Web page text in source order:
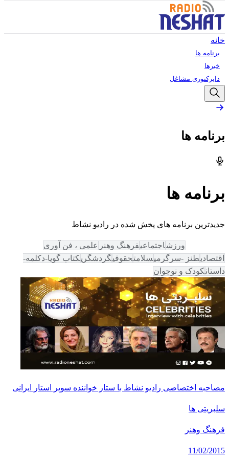
خانه
برنامه ها
خبرها
دایرکتوری مشاغل
برنامه ها
برنامه ها
جدیدترین برنامه های پخش شده در رادیو نشاط
ورزشاجتماعیفرهنگ وهنر علمی ، فن آوری
اقتصادیطنز -سرگرمیسلامتحقوقیگردشگریکتاب گویا-دکلمه-
داستانکودک و نوجوان
مصاحبه اختصاصی رادیو نشاط با ستار خواننده سوپر استار ایرانی
سلبریتی ها
فرهنگ وهنر
11/02/2015